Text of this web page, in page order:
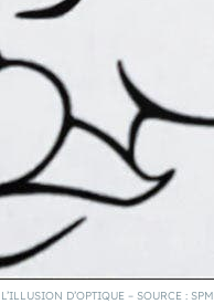
D’OPTIQUE – SOURCE : SPM